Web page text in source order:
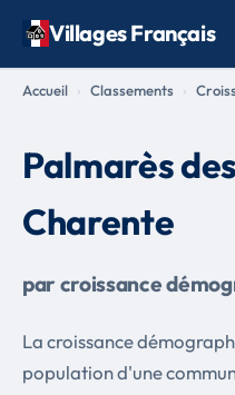
Villages Français
Accueil Classements
Palmarès
Charente
par croissance
La croissance
population d'une